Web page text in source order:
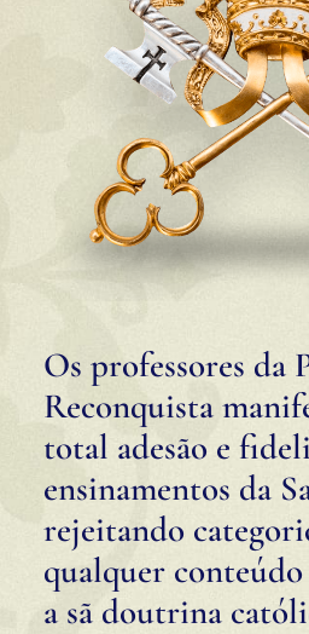
Os professores da
Reconquista
total adesão e
ensinamentos da
rejeitando
qualquer
a sã doutrina